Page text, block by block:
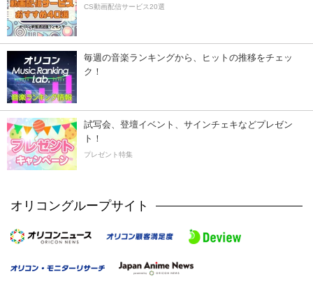
CS動画配信サービス20選
毎週の音楽ランキングから、ヒットの推移をチェッ
ク！
試写会、登壇イベント、サインチェキなどプレゼン
ト！
プレゼント特集
オリコングループサイト